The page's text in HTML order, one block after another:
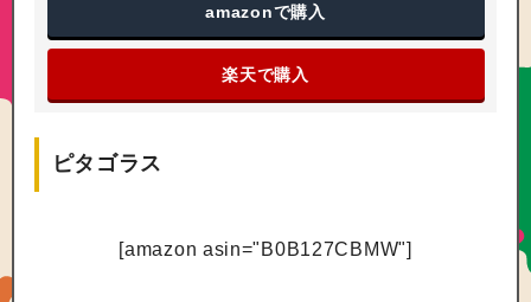
amazonで購入
楽天で購入
ピタゴラス
[amazon asin="B0B127CBMW"]